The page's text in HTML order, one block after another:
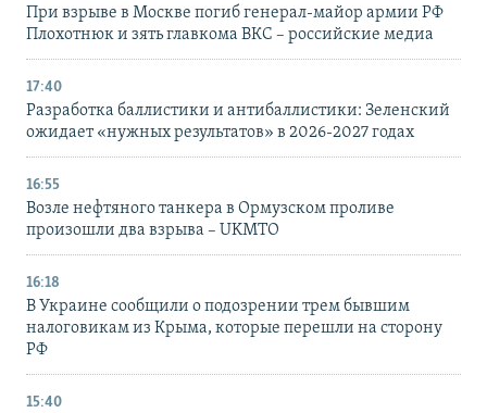
При взрыве в Москве погиб генерал-майор армии РФ
Плохотнюк и зять главкома ВКС – российские медиа
17:40
Разработка баллистики и антибаллистики: Зеленский
ожидает «нужных результатов» в 2026-2027 годах
16:55
Возле нефтяного танкера в Ормузском проливе
произошли два взрыва – UKMTO
16:18
В Украине сообщили о подозрении трем бывшим
налоговикам из Крыма, которые перешли на сторону
РФ
15:40